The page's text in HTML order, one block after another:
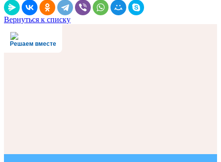
Вернуться к списку
Решаем вместе